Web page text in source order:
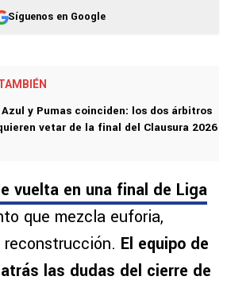
Síguenos en Google
Azul y Pumas coinciden: los dos árbitros
vetar de la final del Clausura 2026
vuelta en una final de Liga
que mezcla euforia,
El equipo de
las dudas del cierre de